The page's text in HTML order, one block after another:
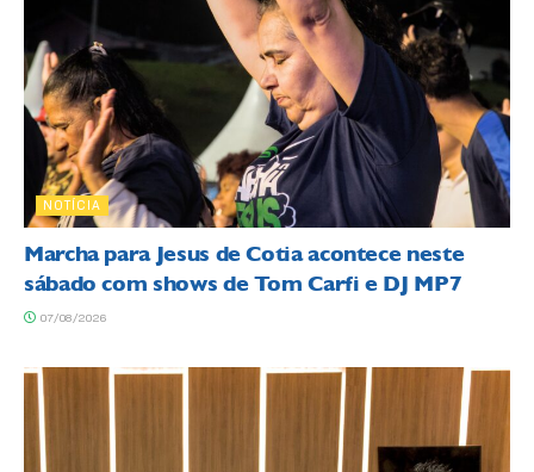
NOTÍCIA
Marcha para Jesus de Cotia acontece neste
sábado com shows de Tom Carfi e DJ MP7
07/08/2026